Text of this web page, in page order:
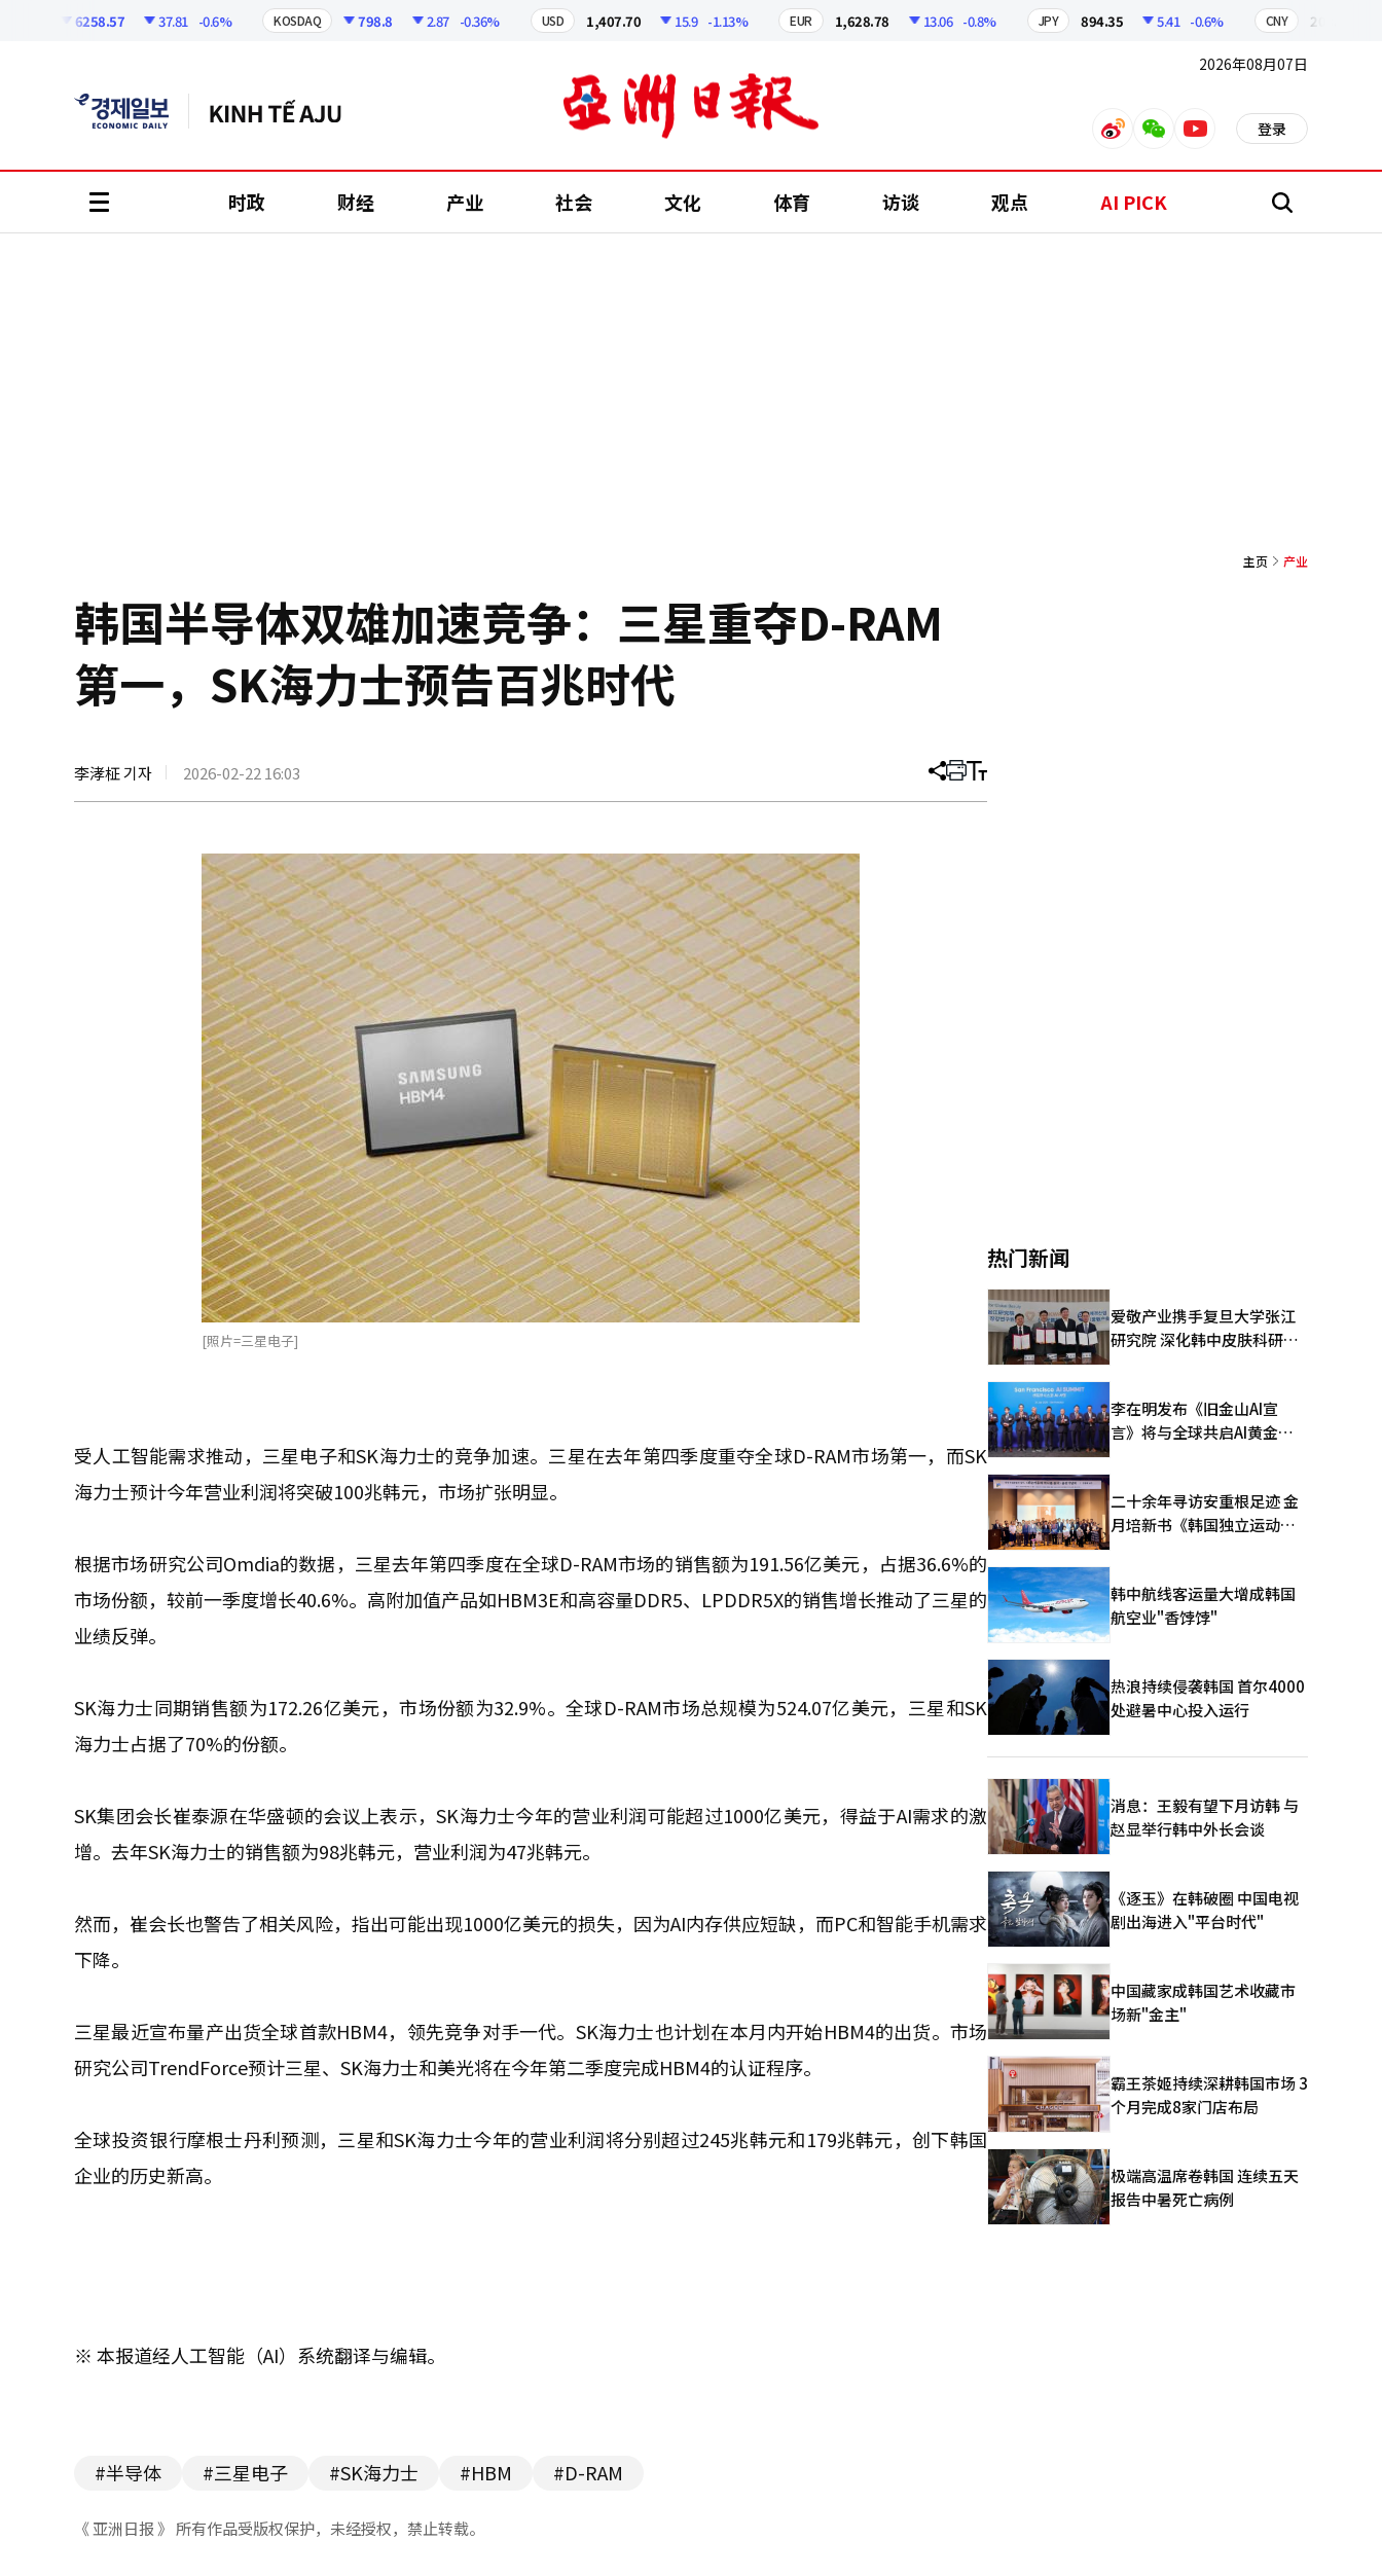
6258.57 37.81 -0.6% KOSDAQ 798.8 2.87 -0.36% USD 1,407.70 15.9 -1.13% EUR 1,628.78 13.06 -0.8% JPY 894.35 5.41 -0.6% CNY 208.81
2026年08月07日
weiboweixinyoutube 登录
时政 财经 产业 社会 文化 体育 访谈 观点 AI PICK 搜
主页 产业
韩国半导体双雄加速竞争：三星重夺D-RAM
第一，SK海力士预告百兆时代
李涍柾 기자 2026-02-22 16:03 分
文
打 调
大
[照片=三星电子]
受人工智能需求推动，三星电子和SK海力士的竞争加速。三星在去年第四季度重夺全球D-RAM市场第一，而SK
海力士预计今年营业利润将突破100兆韩元，市场扩张明显。
根据市场研究公司Omdia的数据，三星去年第四季度在全球D-RAM市场的销售额为191.56亿美元，占据36.6%的
市场份额，较前一季度增长40.6%。高附加值产品如HBM3E和高容量DDR5、LPDDR5X的销售增长推动了三星的
业绩反弹。
SK海力士同期销售额为172.26亿美元，市场份额为32.9%。全球D-RAM市场总规模为524.07亿美元，三星和SK
海力士占据了70%的份额。
SK集团会长崔泰源在华盛顿的会议上表示，SK海力士今年的营业利润可能超过1000亿美元，得益于AI需求的激
增。去年SK海力士的销售额为98兆韩元，营业利润为47兆韩元。
然而，崔会长也警告了相关风险，指出可能出现1000亿美元的损失，因为AI内存供应短缺，而PC和智能手机需求
下降。
三星最近宣布量产出货全球首款HBM4，领先竞争对手一代。SK海力士也计划在本月内开始HBM4的出货。市场
研究公司TrendForce预计三星、SK海力士和美光将在今年第二季度完成HBM4的认证程序。
全球投资银行摩根士丹利预测，三星和SK海力士今年的营业利润将分别超过245兆韩元和179兆韩元，创下韩国
企业的历史新高。
※ 本报道经人工智能（AI）系统翻译与编辑。
#半导体 #三星电子 #SK海力士 #HBM #D-RAM
《 亚洲日报 》 所有作品受版权保护，未经授权，禁止转载。
热门新闻
爱敬产业携手复旦大学张江
研究院 深化韩中皮肤科研合
李在明发布《旧金山AI宣
言》将与全球共启AI黄金时
二十余年寻访安重根足迹 金
月培新书《韩国独立运动圣
韩中航线客运量大增成韩国
航空业"香饽饽"
热浪持续侵袭韩国 首尔4000
处避暑中心投入运行
消息：王毅有望下月访韩 与
赵显举行韩中外长会谈
《逐玉》在韩破圈 中国电视
剧出海进入"平台时代"
中国藏家成韩国艺术收藏市
场新"金主"
霸王茶姬持续深耕韩国市场 3
个月完成8家门店布局
极端高温席卷韩国 连续五天
报告中暑死亡病例